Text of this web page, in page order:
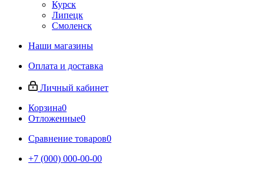
Курск
Липецк
Смоленск
Наши магазины
Оплата и доставка
Личный кабинет
Корзина0
Отложенные0
Сравнение товаров0
+7 (000) 000-00-00